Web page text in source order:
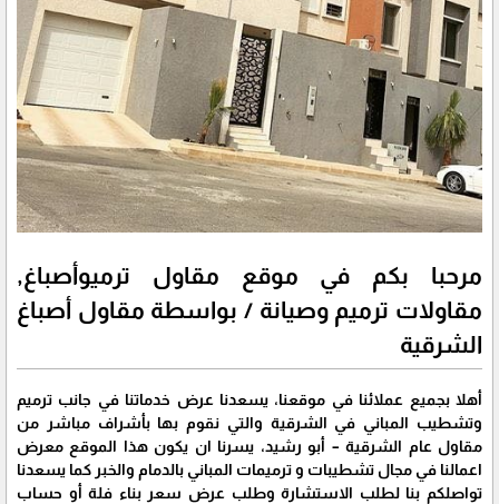
مرحبا بكم في موقع مقاول ترميوأصباغ,
مقاولات ترميم وصيانة / بواسطة مقاول أصباغ
الشرقية
أهلا بجميع عملائنا في موقعنا، يسعدنا عرض خدماتنا في جانب ترميم
وتشطيب المباني في الشرقية والتي نقوم بها بأشراف مباشر من
مقاول عام الشرقية – أبو رشيد، يسرنا ان يكون هذا الموقع معرض
اعمالنا في مجال تشطيبات و ترميمات المباني بالدمام والخبر كما يسعدنا
تواصلكم بنا لطلب الاستشارة وطلب عرض سعر بناء فلة أو حساب